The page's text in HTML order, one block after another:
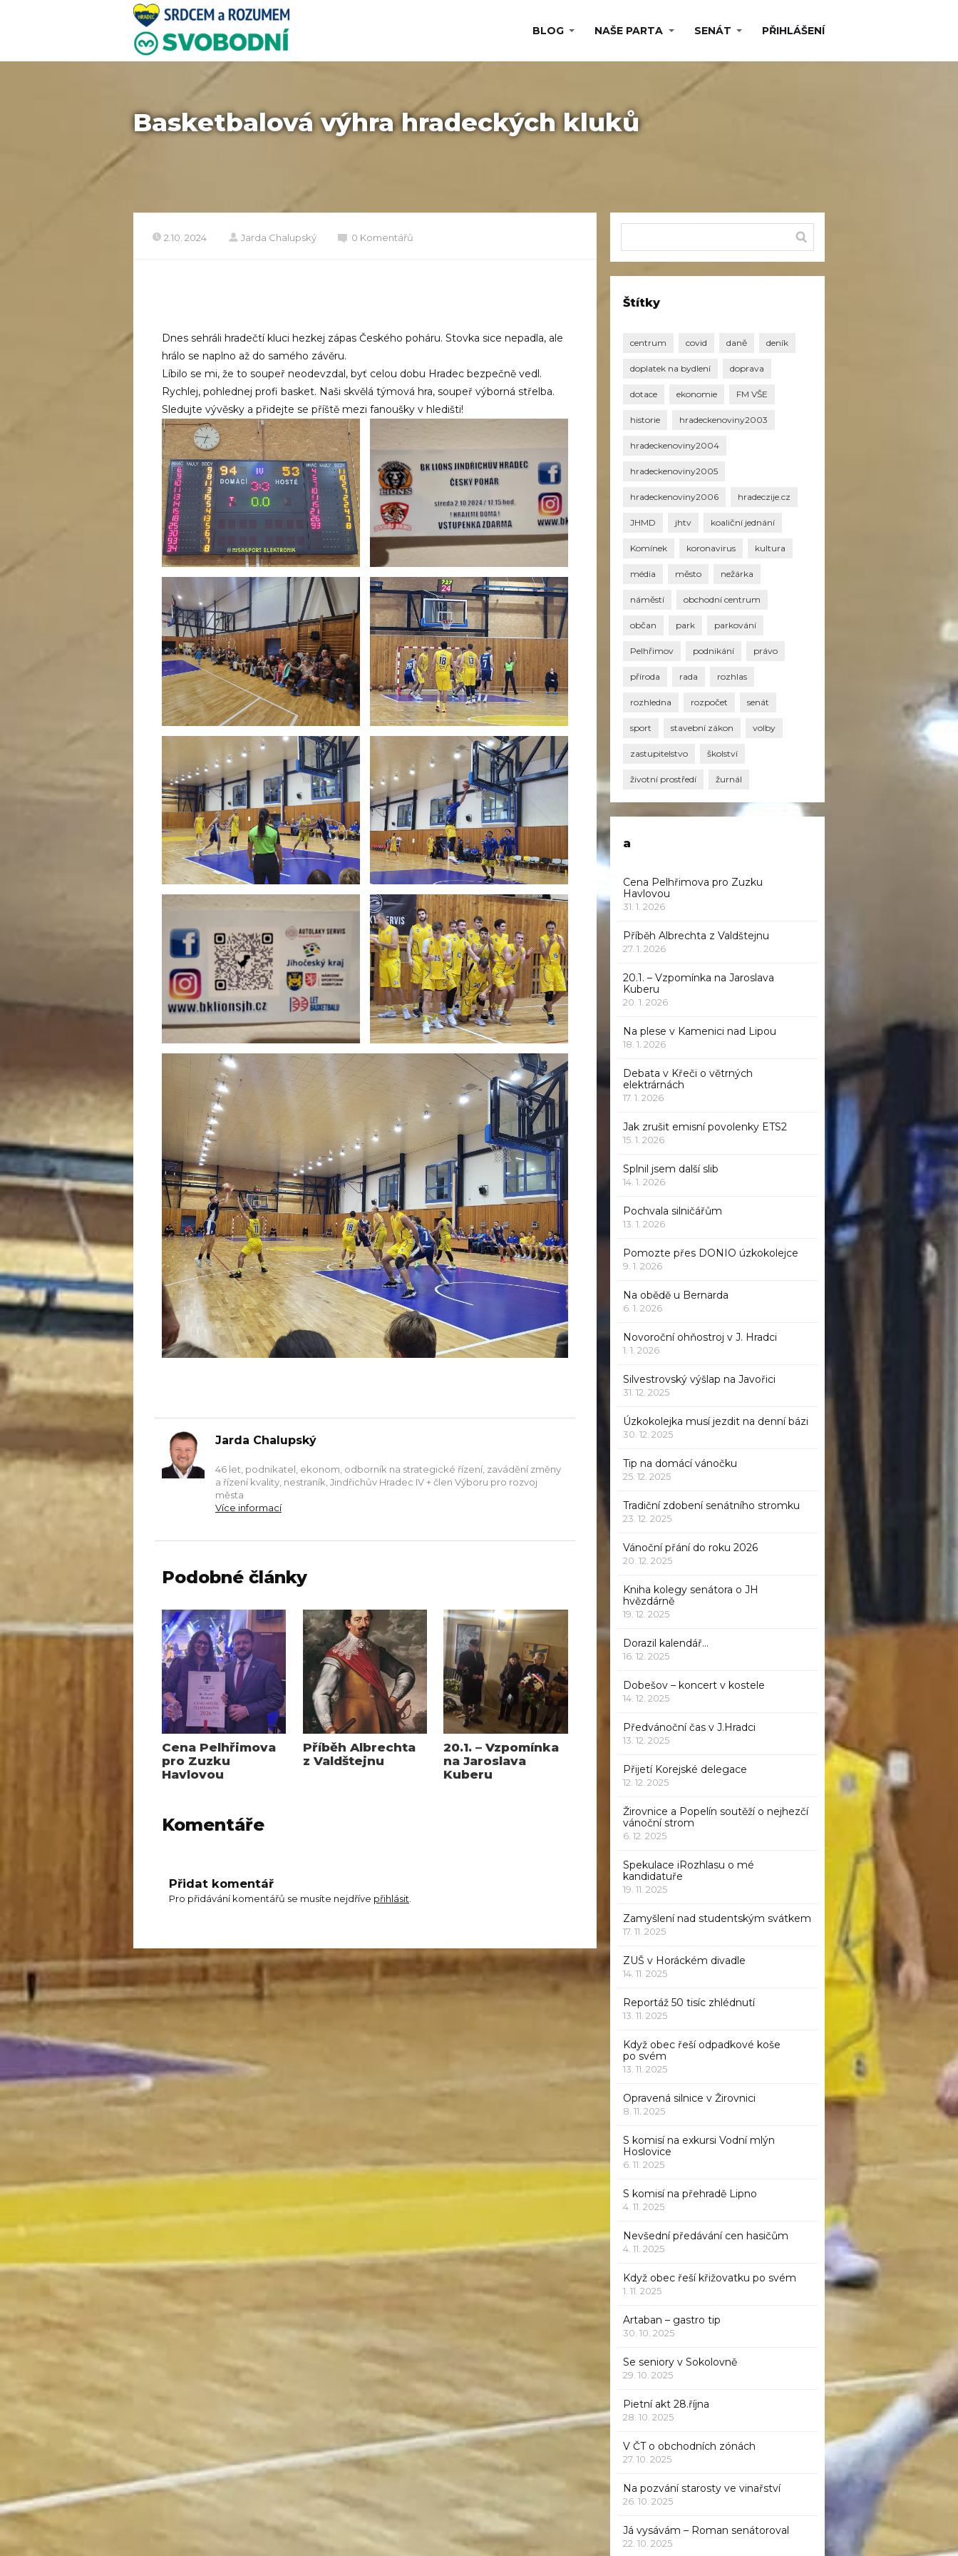
BLOG NAŠE PARTA SENÁT PŘIHLÁŠENÍ
Basketbalová výhra hradeckých kluků
2.10. 2024 Jarda Chalupský 0 Komentářů
Dnes sehráli hradečtí kluci hezkej zápas Českého poháru. Stovka sice nepadla, ale
hrálo se naplno až do samého závěru.
Líbilo se mi, že to soupeř neodevzdal, byť celou dobu Hradec bezpečně vedl.
Rychlej, pohlednej profi basket. Naši skvělá týmová hra, soupeř výborná střelba.
Sledujte vývěsky a přidejte se příště mezi fanoušky v hledišti!
Jarda Chalupský
46 let, podnikatel, ekonom, odborník na strategické řízení, zavádění změny
a řízení kvality, nestraník, Jindřichův Hradec IV + člen Výboru pro rozvoj
města
Více informací
Podobné články
Cena Pelhřimova
pro Zuzku
Havlovou
Příběh Albrechta
z Valdštejnu
20.1. – Vzpomínka
na Jaroslava
Kuberu
Komentáře
Přidat komentář
Pro přidávání komentářů se musíte nejdříve přihlásit.
Štítky
centrum covid daně deník
doplatek na bydlení doprava
dotace ekonomie FM VŠE
historie hradeckenoviny2003
hradeckenoviny2004
hradeckenoviny2005
hradeckenoviny2006 hradeczije.cz
JHMD jhtv koaliční jednání
Komínek koronavirus kultura
média město nežárka
náměstí obchodní centrum
občan park parkování
Pelhřimov podnikání právo
příroda rada rozhlas
rozhledna rozpočet senát
sport stavební zákon volby
zastupitelstvo školství
životní prostředí žurnál
a
Cena Pelhřimova pro Zuzku
Havlovou
31. 1. 2026
Příběh Albrechta z Valdštejnu
27. 1. 2026
20.1. – Vzpomínka na Jaroslava
Kuberu
20. 1. 2026
Na plese v Kamenici nad Lipou
18. 1. 2026
Debata v Křeči o větrných
elektrárnách
17. 1. 2026
Jak zrušit emisní povolenky ETS2
15. 1. 2026
Splnil jsem další slib
14. 1. 2026
Pochvala silničářům
13. 1. 2026
Pomozte přes DONIO úzkokolejce
9. 1. 2026
Na obědě u Bernarda
6. 1. 2026
Novoroční ohňostroj v J. Hradci
1. 1. 2026
Silvestrovský výšlap na Javořici
31. 12. 2025
Úzkokolejka musí jezdit na denní bázi
30. 12. 2025
Tip na domácí vánočku
25. 12. 2025
Tradiční zdobení senátního stromku
23. 12. 2025
Vánoční přání do roku 2026
20. 12. 2025
Kniha kolegy senátora o JH
hvězdárně
19. 12. 2025
Dorazil kalendář…
16. 12. 2025
Dobešov – koncert v kostele
14. 12. 2025
Předvánoční čas v J.Hradci
13. 12. 2025
Přijetí Korejské delegace
12. 12. 2025
Žirovnice a Popelín soutěží o nejhezčí
vánoční strom
6. 12. 2025
Spekulace iRozhlasu o mé
kandidatuře
19. 11. 2025
Zamyšlení nad studentským svátkem
17. 11. 2025
ZUŠ v Horáckém divadle
14. 11. 2025
Reportáž 50 tisíc zhlédnutí
13. 11. 2025
Když obec řeší odpadkové koše
po svém
13. 11. 2025
Opravená silnice v Žirovnici
8. 11. 2025
S komisí na exkursi Vodní mlýn
Hoslovice
6. 11. 2025
S komisí na přehradě Lipno
4. 11. 2025
Nevšední předávání cen hasičům
4. 11. 2025
Když obec řeší křižovatku po svém
1. 11. 2025
Artaban – gastro tip
30. 10. 2025
Se seniory v Sokolovně
29. 10. 2025
Pietní akt 28.října
28. 10. 2025
V ČT o obchodních zónách
27. 10. 2025
Na pozvání starosty ve vinařství
26. 10. 2025
Já vysávám – Roman senátoroval
22. 10. 2025